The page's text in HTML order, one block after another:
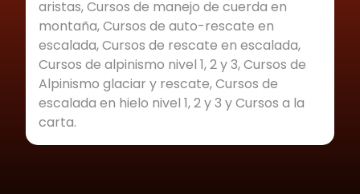
aristas, Cursos de manejo de cuerda en
montaña, Cursos de auto-rescate en
escalada, Cursos de rescate en escalada,
Cursos de alpinismo nivel 1, 2 y 3, Cursos de
Alpinismo glaciar y rescate, Cursos de
escalada en hielo nivel 1, 2 y 3 y Cursos a la
carta.